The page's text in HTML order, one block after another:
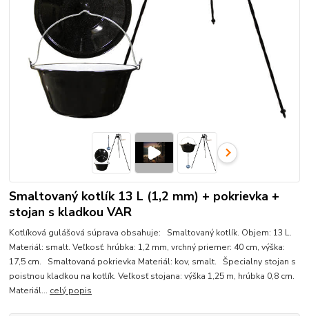
Smaltovaný kotlík 13 L (1,2 mm) + pokrievka +
stojan s kladkou VAR
Kotlíková gulášová súprava obsahuje: Smaltovaný kotlík. Objem: 13 L.
Materiál: smalt. Veľkosť: hrúbka: 1,2 mm, vrchný priemer: 40 cm, výška:
17,5 cm. Smaltovaná pokrievka Materiál: kov, smalt. Špecialny stojan s
poistnou kladkou na kotlík. Veľkosť stojana: výška 1,25 m, hrúbka 0,8 cm.
Materiál... celý popis